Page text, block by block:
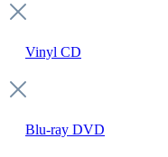
Vinyl CD
Blu-ray DVD